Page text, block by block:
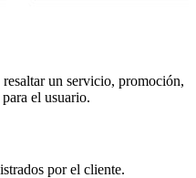
un servicio, promoción,
el usuario.
por el cliente.